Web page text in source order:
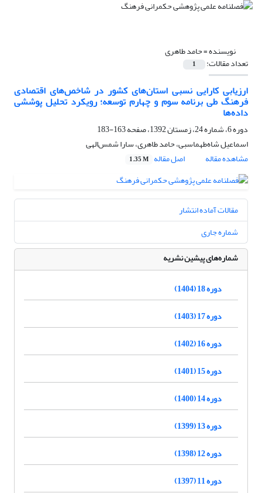
نویسنده =حامد طاهری
تعداد مقالات: 1
ارزیابی کارایی نسبی استان‌های کشور در شاخص‌های اقتصادی
فرهنگ طی برنامه سوم و چهارم توسعه؛ رویکرد تحلیل پوششی
داده‌ها
دوره 6، شماره 24، زمستان 1392، صفحه
163-183
اسماعیل شاه‌طهماسبی، حامد طاهری، سارا شمس‌الهی
مشاهده مقاله
اصل مقاله 1.35 M
مقالات آماده انتشار
شماره جاری
شماره‌های پیشین نشریه
دوره 18 (1404)
دوره 17 (1403)
دوره 16 (1402)
دوره 15 (1401)
دوره 14 (1400)
دوره 13 (1399)
دوره 12 (1398)
دوره 11 (1397)